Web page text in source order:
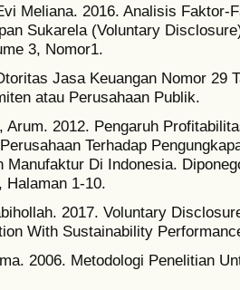
Meliana. 2016. Analisis Faktor-
Sukarela (Voluntary
3, Nomor1.
Jasa Keuangan Nomor 29
atau Perusahaan Publik.
Arum. 2012. Pengaruh
Terhadap
Manufaktur Di Indonesia.
Halaman 1-10.
2017. Voluntary
With Sustainability
2006. Metodologi Penelitian